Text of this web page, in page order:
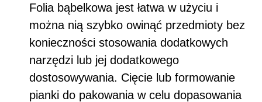
Folia bąbelkowa jest łatwa w użyciu i
można nią szybko owinąć przedmioty bez
konieczności stosowania dodatkowych
narzędzi lub jej dodatkowego
dostosowywania. Cięcie lub formowanie
pianki do pakowania w celu dopasowania